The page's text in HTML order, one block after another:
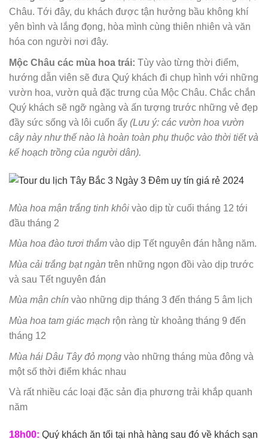
Châu. Tới đây, du khách được tận hưởng bầu không khí
yên bình và lắng đọng, hòa mình cùng thiên nhiên và văn
hóa con người nơi đây.
Mộc Châu các mùa hoa trái: Tùy vào từng thời điểm,
hướng dẫn viên sẽ đưa Quý khách đi chụp hình với những
vườn hoa, vườn quả đặc trưng của Mộc Châu. Chắc chắn
Quý khách sẽ ngỡ ngàng và ấn tượng trước những vẻ đẹp
đầy sức sống và lôi cuốn ấy (Lưu ý: các vườn hoa vườn
cây này như thế nào là hoàn toàn phụ thuộc vào thời tiết và
kế hoạch trồng của người dân).
Mùa hoa mận trắng tinh khôi vào dịp từ cuối tháng 12 tới
đầu tháng 2
Mùa hoa đào tươi thắm vào dịp Tết nguyên đán hằng năm.
Mùa cải trắng bạt ngàn trên những ngọn đồi vào dịp trước
và sau Tết nguyên đán
Mùa mận chín vào những dịp tháng 3 đến tháng 5 âm lịch
Mùa hoa tam giác mạch rộn ràng từ khoảng tháng 9 đến
tháng 12
Mùa hái Dâu Tây đỏ mọng vào những tháng mùa đông và
một số thời điểm khác nhau
Và rất nhiều các loại đặc sản địa phương trải khắp quanh
năm
18h00: Quý khách ăn tối tại nhà hàng sau đó về khách sạn